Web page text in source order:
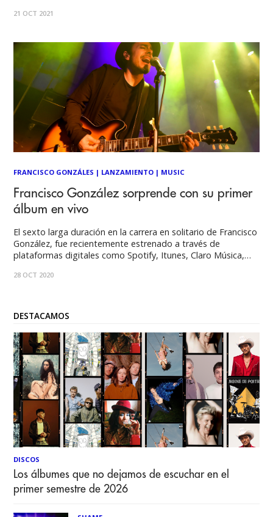
chileno hoy festeja su extensa trayectoria artística con un
21 OCT 2021
FRANCISCO GONZÁLES | LANZAMIENTO | MUSIC
Francisco González sorprende con su primer
álbum en vivo
El sexto larga duración en la carrera en solitario de Francisco
González, fue recientemente estrenado a través de
plataformas digitales como Spotify, Itunes, Claro Música,
producción discográfica incluye 8 canciones, 4 del EP
28 OCT 2020
DESTACAMOS
DISCOS
Los álbumes que no dejamos de escuchar en el
primer semestre de 2026